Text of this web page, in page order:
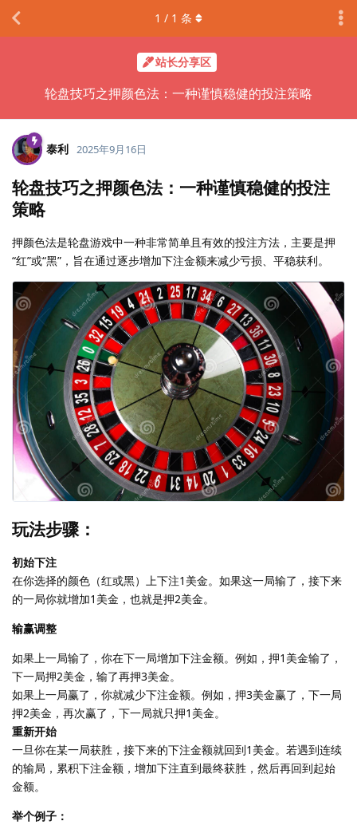
站长分享区
轮盘技巧之押颜色法：一种谨慎稳健的投注策略
1 / 1 条
泰利 2025年9月16日
轮盘技巧之押颜色法：一种谨慎稳健的投注
策略
押颜色法是轮盘游戏中一种非常简单且有效的投注方法，主要是押
“红”或“黑”，旨在通过逐步增加下注金额来减少亏损、平稳获利。
玩法步骤：
初始下注
在你选择的颜色（红或黑）上下注1美金。如果这一局输了，接下来
的一局你就增加1美金，也就是押2美金。
输赢调整
如果上一局输了，你在下一局增加下注金额。例如，押1美金输了，
下一局押2美金，输了再押3美金。
如果上一局赢了，你就减少下注金额。例如，押3美金赢了，下一局
押2美金，再次赢了，下一局就只押1美金。
重新开始
一旦你在某一局获胜，接下来的下注金额就回到1美金。若遇到连续
的输局，累积下注金额，增加下注直到最终获胜，然后再回到起始
金额。
举个例子：